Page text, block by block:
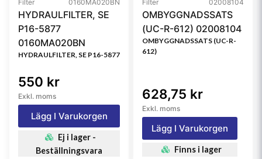
Filter 0160MA020BN
HYDRAULFILTER, SE
P16-5877
0160MA020BN
HYDRAULFILTER, SE P16-5877
550 kr
Exkl. moms
Lägg I Varukorgen
Ej i lager -
Beställningsvara
Filter 02008104
OMBYGGNADSSATS
(UC-R-612) 02008104
OMBYGGNADSSATS (UC-R-
612)
628,75 kr
Exkl. moms
Lägg I Varukorgen
Finns i lager